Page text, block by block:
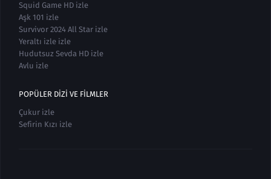
Squid Game HD izle
Aşk 101 izle
Survivor 2024 All Star izle
Yeraltı izle izle
Hudutsuz Sevda HD izle
Avlu izle
POPÜLER DIZI VE FILMLER
Çukur izle
Sefirin Kızı izle